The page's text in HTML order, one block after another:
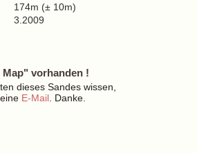
174m (± 10m)
3.2009
vorhanden !
dieses Sandes wissen,
E-Mail . Danke.